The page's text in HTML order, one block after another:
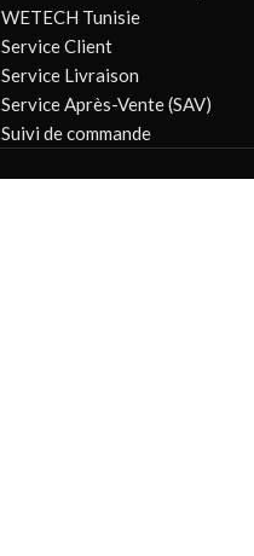
WETECH Tunisie
Service Client
Service Livraison
Service Après-Vente (SAV)
Suivi de commande